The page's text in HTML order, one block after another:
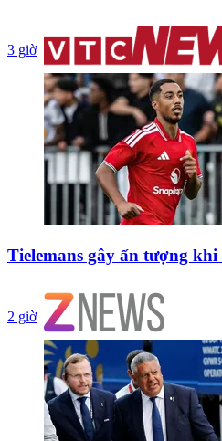
3 giờ
Tielemans gây ấn tượng
2 giờ